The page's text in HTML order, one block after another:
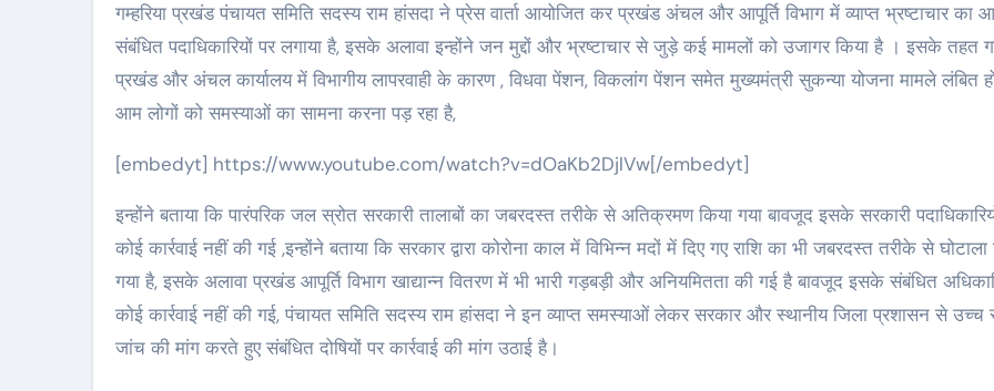
गम्हरिया प्रखंड पंचायत समिति सदस्य राम हांसदा ने प्रेस वार्ता आयोजित कर प्रखंड अंचल और आपूर्ति विभाग में व्याप्त भ्रष्टाचार का
संबंधित पदाधिकारियों पर लगाया है, इसके अलावा इन्होंने जन मुद्दों और भ्रष्टाचार से जुड़े कई मामलों को उजागर किया है । इसके तहत
प्रखंड और अंचल कार्यालय में विभागीय लापरवाही के कारण , विधवा पेंशन, विकलांग पेंशन समेत मुख्यमंत्री सुकन्या योजना मामले लंबित
आम लोगों को समस्याओं का सामना करना पड़ रहा है,
[embedyt] https://www.youtube.com/watch?v=dOaKb2DjlVw[/embedyt]
इन्होंने बताया कि पारंपरिक जल स्रोत सरकारी तालाबों का जबरदस्त तरीके से अतिक्रमण किया गया बावजूद इसके सरकारी पदाधिकारियों
कोई कार्रवाई नहीं की गई ,इन्होंने बताया कि सरकार द्वारा कोरोना काल में विभिन्न मदों में दिए गए राशि का भी जबरदस्त तरीके से घोटाला
गया है, इसके अलावा प्रखंड आपूर्ति विभाग खाद्यान्न वितरण में भी भारी गड़बड़ी और अनियमितता की गई है बावजूद इसके संबंधित
कोई कार्रवाई नहीं की गई, पंचायत समिति सदस्य राम हांसदा ने इन व्याप्त समस्याओं लेकर सरकार और स्थानीय जिला प्रशासन से उच्च
जांच की मांग करते हुए संबंधित दोषियों पर कार्रवाई की मांग उठाई है।